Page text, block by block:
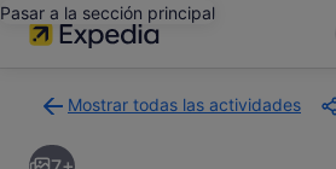
Pasar a la sección principal
Mostrar todas las actividades
a